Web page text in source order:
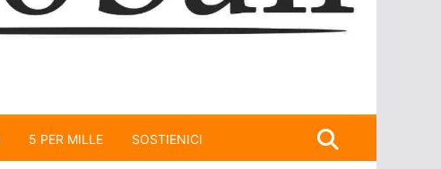
5 PER MILLE SOSTIENICI